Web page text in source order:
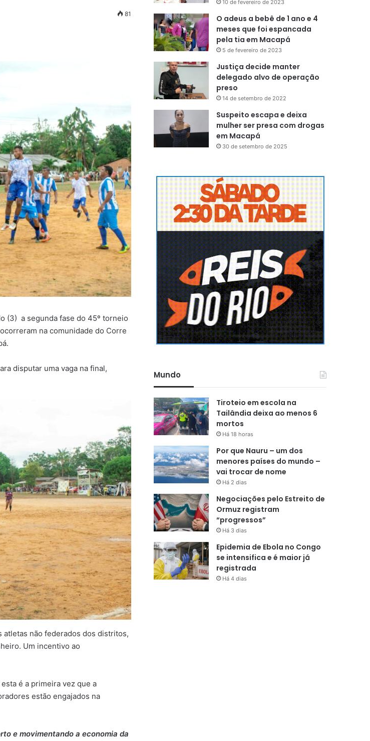
81
(3) a segunda fase do 45º torneio
na comunidade do Corre
disputar uma vaga na final,
atletas não federados dos distritos,
Um incentivo ao
é a primeira vez que a
estão engajados na
e movimentando a economia da
10 de fevereiro de 2023
O adeus a bebê de 1 ano e 4
meses que foi espancada
pela tia em Macapá
5 de fevereiro de 2023
Justiça decide manter
delegado alvo de operação
preso
14 de setembro de 2022
Suspeito escapa e deixa
mulher ser presa com drogas
em Macapá
30 de setembro de 2025
Mundo
Tiroteio em escola na
Tailândia deixa ao menos 6
mortos
Há 18 horas
Por que Nauru – um dos
menores países do mundo –
vai trocar de nome
Há 2 dias
Negociações pelo Estreito de
Ormuz registram
“progressos”
Há 3 dias
Epidemia de Ebola no Congo
se intensifica e é maior já
registrada
Há 4 dias